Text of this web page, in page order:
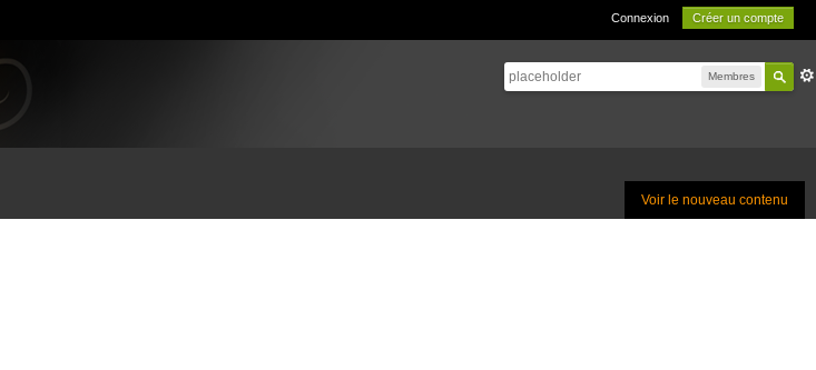
Connexion Créer un compte
Membres
Voir le nouveau contenu